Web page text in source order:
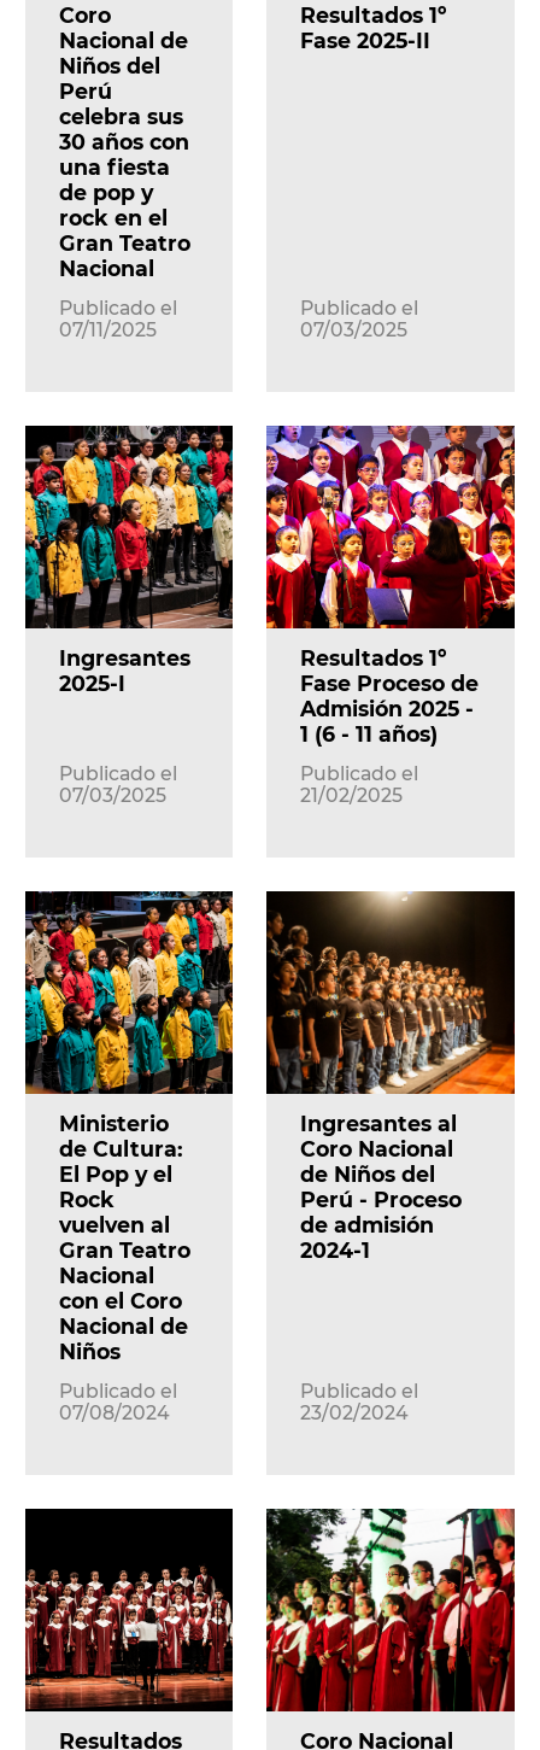
Coro
Nacional de
Niños del
Perú
celebra sus
30 años con
una fiesta
de pop y
rock en el
Gran Teatro
Nacional
Publicado el
07/11/2025
Resultados 1º
Fase 2025-II
Publicado el
07/03/2025
Ingresantes
2025-I
Publicado el
07/03/2025
Resultados 1º
Fase Proceso de
Admisión 2025 -
1 (6 - 11 años)
Publicado el
21/02/2025
Ministerio
de Cultura:
El Pop y el
Rock
vuelven al
Gran Teatro
Nacional
con el Coro
Nacional de
Niños
Publicado el
07/08/2024
Ingresantes al
Coro Nacional
de Niños del
Perú - Proceso
de admisión
2024-1
Publicado el
23/02/2024
Resultados Coro Nacional